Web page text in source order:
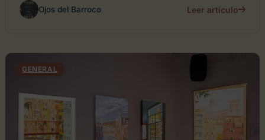
Ojos del Barroco Leer artículo
GENERAL